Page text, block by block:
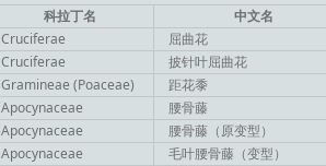
科拉丁名 中文名
Cruciferae 屈曲花
Cruciferae 披针叶屈曲花
Gramineae (Poaceae) 距花黍
Apocynaceae 腰骨藤
Apocynaceae 腰骨藤（原变型）
Apocynaceae 毛叶腰骨藤（变型）